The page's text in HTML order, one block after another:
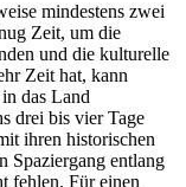
mindestens zwei
Zeit, um die
und die kulturelle
Zeit hat, kann
das Land
drei bis vier Tage
ihren historischen
Spaziergang entlang
fehlen. Für einen